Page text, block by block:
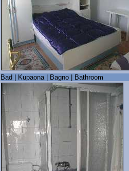
Bad | Kupaona | Bagno | Bathroom